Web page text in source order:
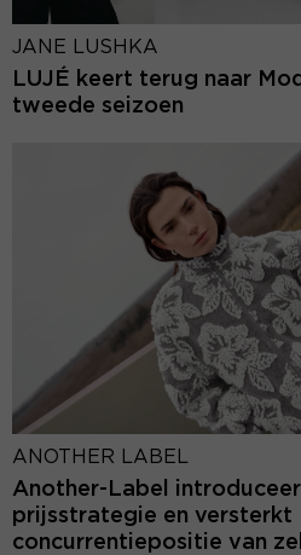
JANE LUSHKA
LUJÉ keert terug naar
tweede seizoen
ANOTHER LABEL
Another-Label
prijsstrategie en versterkt
concurrentiepositie van